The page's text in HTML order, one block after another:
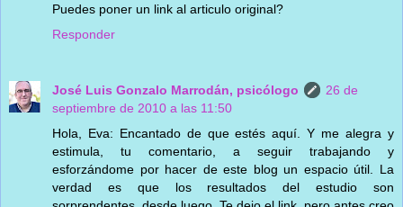
Puedes poner un link al articulo original?
Responder
José Luis Gonzalo Marrodán, psicólogo
26 de
septiembre de 2010 a las 11:50
Hola, Eva: Encantado de que estés aquí. Y me alegra y
estimula, tu comentario, a seguir trabajando y
esforzándome por hacer de este blog un espacio útil. La
verdad es que los resultados del estudio son